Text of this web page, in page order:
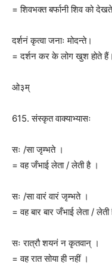
= शिवभक्त बर्फानी शिव को
दर्शनं कृत्वा जनाः मोदन्ते।
= दर्शन कर के लोग खुश होते हैं।
ओ३म्
615. संस्कृत वाक्याभ्यासः
सः /सा जृम्भते ।
= वह जँभाई लेता / लेती है ।
सः /सा वारं वारं जृम्भते ।
= वह बार बार जँभाई लेता / लेती
सः रात्रौ शयनं न कृतवान् ।
= वह रात सोया ही नहीं ।